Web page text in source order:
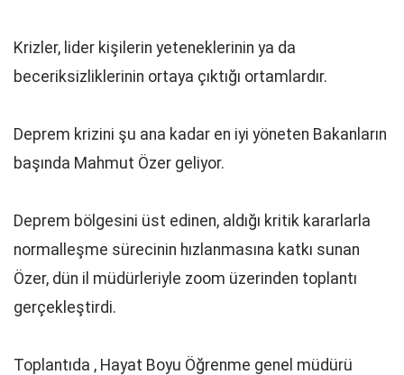
Krizler, lider kişilerin yeteneklerinin ya da
beceriksizliklerinin ortaya çıktığı ortamlardır.
Deprem krizini şu ana kadar en iyi yöneten Bakanların
başında Mahmut Özer geliyor.
Deprem bölgesini üst edinen, aldığı kritik kararlarla
normalleşme sürecinin hızlanmasına katkı sunan
Özer, dün il müdürleriyle zoom üzerinden toplantı
gerçekleştirdi.
Toplantıda , Hayat Boyu Öğrenme genel müdürü